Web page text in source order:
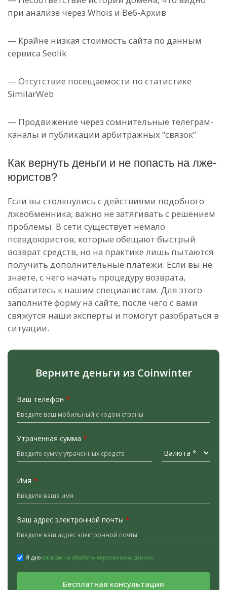
при анализе через Whois и Веб-Архив
— Крайне низкая стоимость сайта по данным
сервиса Seolik
— Отсутствие посещаемости по статистике
SimilarWeb
— Продвижение через сомнительные телеграм-
каналы и публикации арбитражных “связок”
Как вернуть деньги и не попасть на лже-
юристов?
Если вы столкнулись с действиями подобного
лжеобменника, важно не затягивать с решением
проблемы. В сети существует немало
псевдоюристов, которые обещают быстрый
возврат средств, но на практике лишь пытаются
получить дополнительные платежи. Если вы не
знаете, с чего начать процедуру возврата,
обратитесь к нашим специалистам. Для этого
заполните форму на сайте, после чего с вами
свяжутся наши эксперты и помогут разобраться в
ситуации.
Верните деньги из Coinwinter
Ваш телефон *
Утраченная сумма *
Имя *
Ваш адрес электронной почты *
Я даю согласие на обработку персональных данных.
Бесплатная консультация